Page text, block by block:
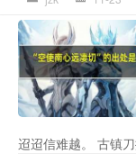
迢迢信难越。 古镇